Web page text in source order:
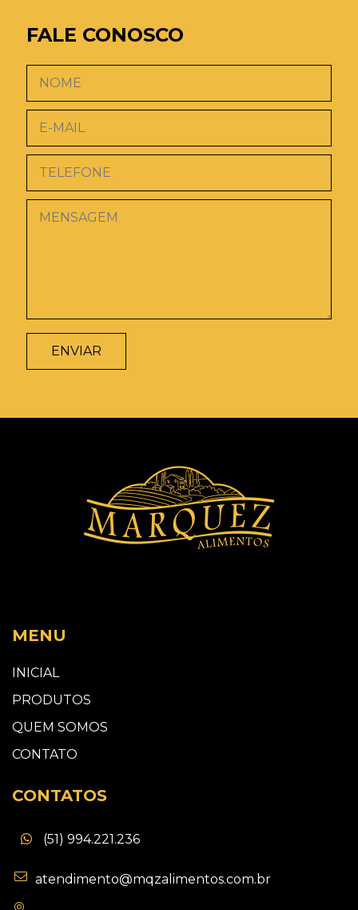
FALE CONOSCO
ENVIAR
MENU
INICIAL
PRODUTOS
QUEM SOMOS
CONTATO
CONTATOS
(51) 994.221.236
atendimento@mqzalimentos.com.br